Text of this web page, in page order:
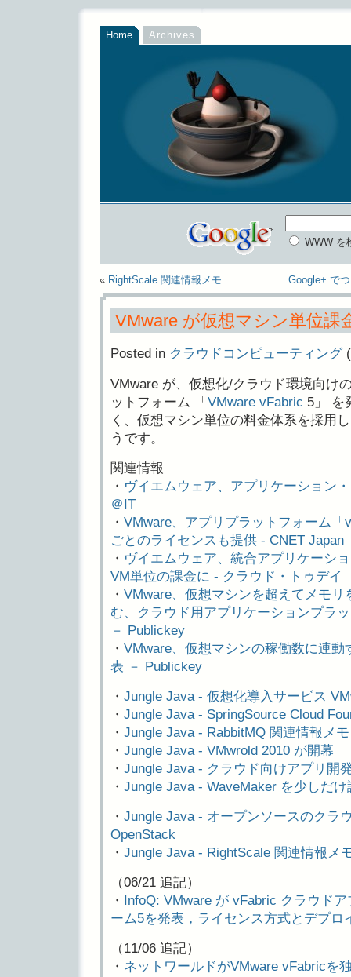
Home Archives
WWW を
« RightScale 関連情報メモ Google+ で
VMware が仮想マシン単位課
Posted in クラウドコンピューティング(
VMware が、仮想化/クラウド環境向け
ットフォーム 「 VMware vFabric 5」 を
く、仮想マシン単位の料金体系を採用
うです。
関連情報
・ ヴイエムウェア、アプリケーション
＠IT
・ VMware、アプリプラットフォーム
ごとのライセンスも提供 - CNET Japan
・ ヴイエムウェア、統合アプリケーシ
VM単位の課金に - クラウド・トゥデイ
・ VMware、仮想マシンを超えてメモ
む、クラウド用アプリケーションプラ
－ Publickey
・ VMware、仮想マシンの稼働数に連
表 － Publickey
・ Jungle Java - 仮想化導入サービス
・ Jungle Java - SpringSource Cloud
・ Jungle Java - RabbitMQ 関連情報メモ
・ Jungle Java - VMwrold 2010 が開幕
・ Jungle Java - クラウド向けアプリ開
・ Jungle Java - WaveMaker を少しだ
・ Jungle Java - オープンソースのクラ
OpenStack
・ Jungle Java - RightScale 関連情報メ
（06/21 追記）
・ InfoQ: VMware が vFabric クラウド
ーム5を発表，ライセンス方式とデプロ
（11/06 追記）
・ ネットワールドがVMware vFabricを